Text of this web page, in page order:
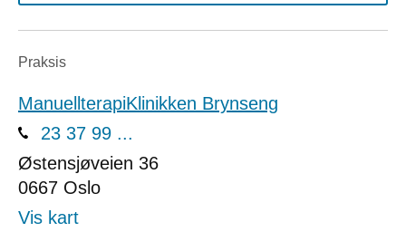
Praksis
ManuellterapiKlinikken Brynseng
23 37 99 ...
Østensjøveien 36
0667 Oslo
Vis kart